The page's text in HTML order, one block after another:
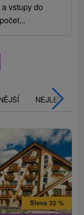
vstupy do
NEJLEVNĚJŠÍ
Sleva 32 %